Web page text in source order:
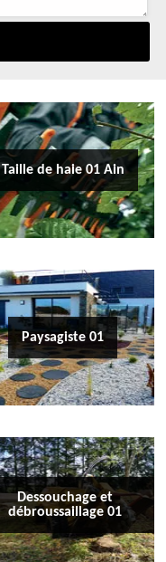
Taille de haie 01 Ain
Paysagiste 01
Dessouchage et
débroussaillage 01